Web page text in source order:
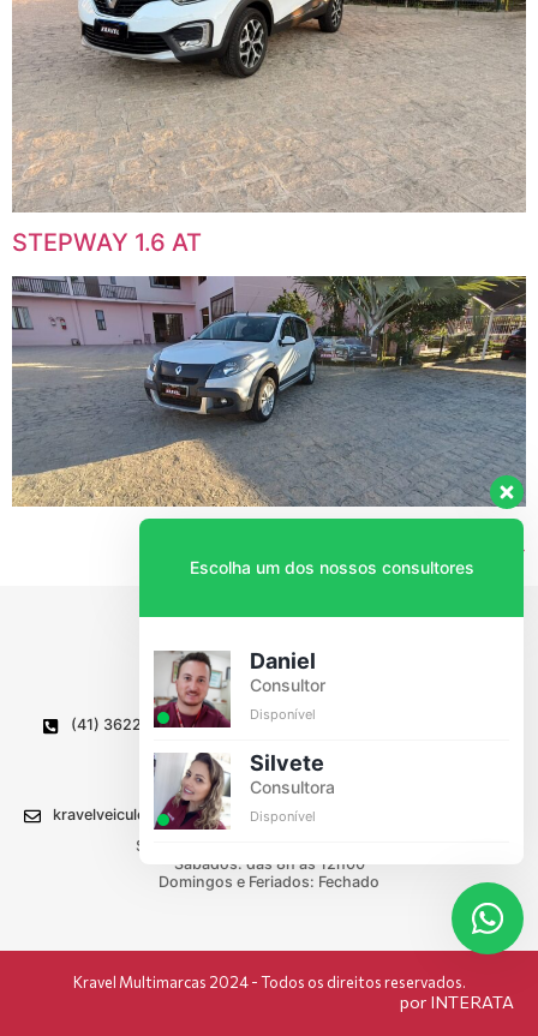
STEPWAY 1.6 AT
→
(41) 3622-1336
Wilson Montenegro, Lapa - PR
CEP 83750-000
kravelveiculos@kravel.com.br
Segunda a Sexta: das 8h00 às 18h00
Sábados: das 8h às 12h00
Domingos e Feriados: Fechado
Kravel Multimarcas 2024 - Todos os direitos reservados.
por INTERATA
Escolha um dos nossos consultores
Daniel
Consultor
Disponível
Silvete
Consultora
Disponível